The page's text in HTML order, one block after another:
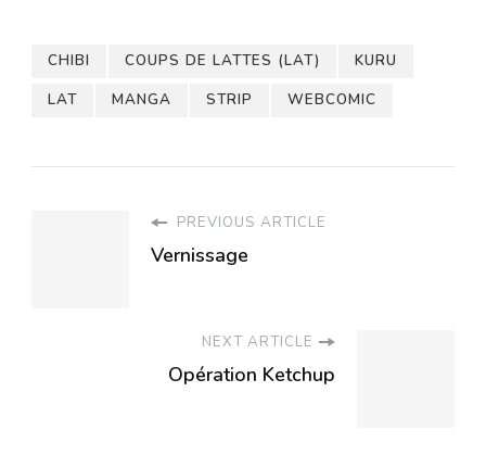
CHIBI COUPS DE LATTES (LAT)
KURU
LAT
MANGA STRIP WEBCOMIC
PREVIOUS ARTICLE
Vernissage
NEXT ARTICLE
Opération Ketchup